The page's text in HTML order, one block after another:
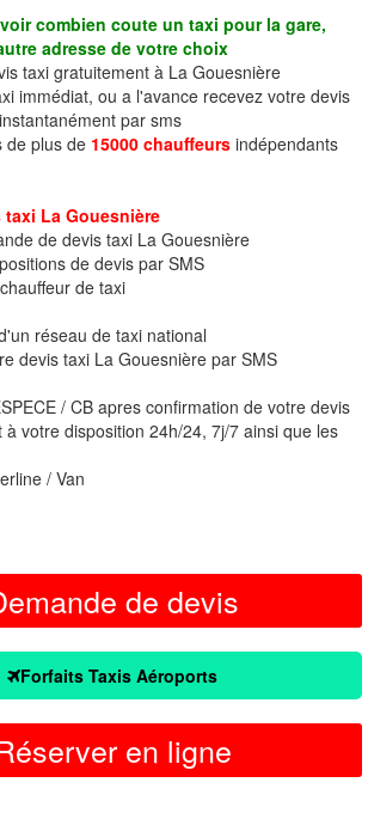
combien coute un taxi pour la gare,
adresse de votre choix
taxi gratuitement à La Gouesnière
immédiat, ou a l'avance recevez votre devis
par sms
de plus de 15000 chauffeurs indépendants
taxi La Gouesnière
de devis taxi La Gouesnière
de devis par SMS
de taxi
réseau de taxi national
devis taxi La Gouesnière par SMS
/ CB apres confirmation de votre devis
à votre disposition 24h/24, 7j/7 ainsi que les
/ Van
de devis
Forfaits Taxis Aéroports
en ligne